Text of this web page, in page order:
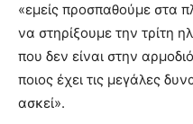
«εμείς προσπαθούμε στα
να στηρίξουμε την τρίτη
που δεν είναι στην
ποιος έχει τις μεγάλες
ασκεί».